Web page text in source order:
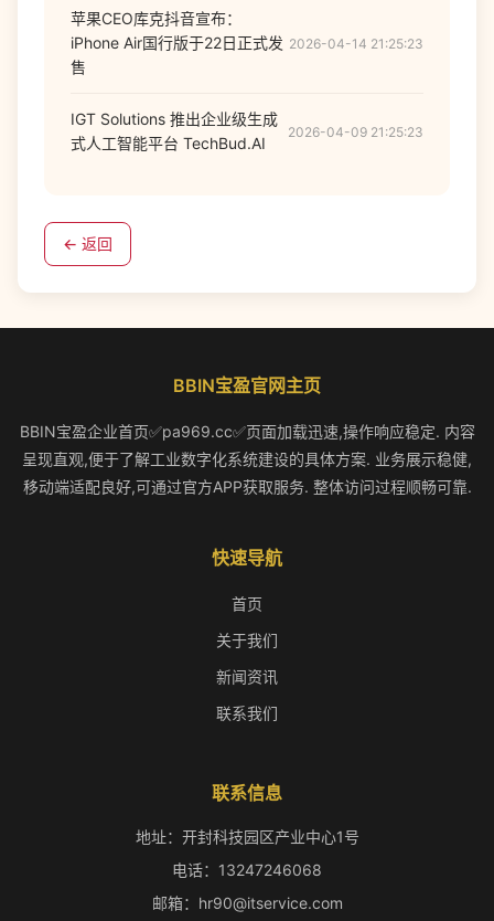
苹果CEO库克抖音宣布：
iPhone Air国行版于22日正式发
售
2026-04-14 21:25:23
IGT Solutions 推出企业级生成
式人工智能平台 TechBud.AI
2026-04-09 21:25:23
← 返回
BBIN宝盈官网主页
BBIN宝盈企业首页✅pa969.cc✅页面加载迅速,操作响应稳定. 内容
呈现直观,便于了解工业数字化系统建设的具体方案. 业务展示稳健,
移动端适配良好,可通过官方APP获取服务. 整体访问过程顺畅可靠.
快速导航
首页
关于我们
新闻资讯
联系我们
联系信息
地址：开封科技园区产业中心1号
电话：13247246068
邮箱：hr90@itservice.com